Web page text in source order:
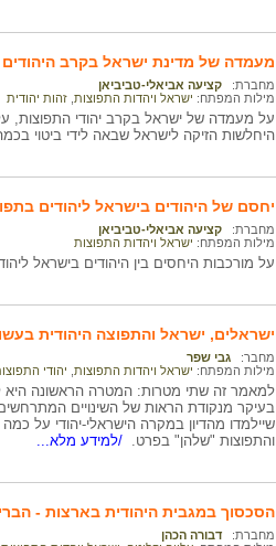
מעמדה של מדינת ישראל בקרב
מחברת:
קציעה אביאלי-טביביאן
מילות המפתח: ישראל ויהדות התפוצות זהות יהודית
על מעמדה של ישראל בקרב יהודי התפוצות,
היחלשות הזיקה לישראל שבאה לידי ביטוי
יחסם של היהודים בישראל ליהודים
מחברת:
קציעה אביאלי-טביביאן
מילות המפתח: ישראל ויהדות התפוצות
על מורכבות היחסים בין היהודים בישראל
ישראלים, ישראל והתפוצה היהודית
מחבר:
גבי שפר
מילות המפתח: ישראל ויהדות התפוצות יהודי
למאמר זה שתי מטרות: המטרה הראשונה היא
בעיקר מנקודת הראות של השינויים
שיילמדו מהדיון במקרה הישראלי-יהודי על
והתפוצות "שלהן" בפרט. /למידע מלא...
הסכסוך במגבית היהודית בארצות -
מחברת:
דבורה הכהן